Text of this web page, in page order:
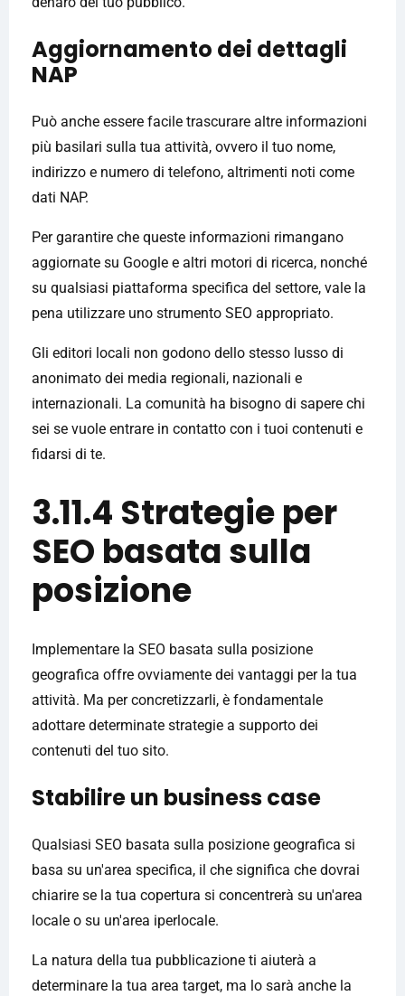
Aggiornamento dei dettagli
NAP
Può anche essere facile trascurare altre informazioni
più basilari sulla tua attività, ovvero il tuo nome,
indirizzo e numero di telefono, altrimenti noti come
dati NAP.
Per garantire che queste informazioni rimangano
aggiornate su Google e altri motori di ricerca, nonché
su qualsiasi piattaforma specifica del settore, vale la
pena utilizzare uno strumento SEO appropriato.
Gli editori locali non godono dello stesso lusso di
anonimato dei media regionali, nazionali e
internazionali. La comunità ha bisogno di sapere chi
sei se vuole entrare in contatto con i tuoi contenuti e
fidarsi di te.
3.11.4 Strategie per
SEO basata sulla
posizione
Implementare la SEO basata sulla posizione
geografica offre ovviamente dei vantaggi per la tua
attività. Ma per concretizzarli, è fondamentale
adottare determinate strategie a supporto dei
contenuti del tuo sito.
Stabilire un business case
Qualsiasi SEO basata sulla posizione geografica si
basa su un'area specifica, il che significa che dovrai
chiarire se la tua copertura si concentrerà su un'area
locale o su un'area iperlocale.
La natura della tua pubblicazione ti aiuterà a
determinare la tua area target, ma lo sarà anche la